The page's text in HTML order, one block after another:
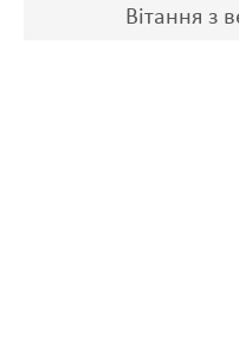
Вітання з